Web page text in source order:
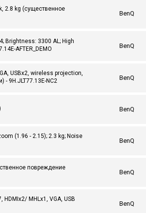
2.8 kg (существенное
BenQ
Brightness: 3300 AL; High
AFTER_DEMO
BenQ
USBx2, wireless projection,
- 9H.JLT77.13E-NC2
BenQ
BenQ
(1.96 - 2.15); 2.3 kg; Noise
BenQ
повреждение
BenQ
HDMIx2/ MHLx1, VGA, USB
BenQ